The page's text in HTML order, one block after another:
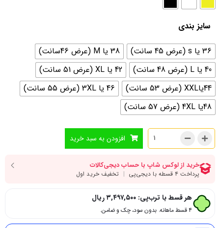
سایز بندی
36 یا s (عرض 45 سانت)
38 یا M (عرض 46سانت)
40 یا L (عرض 48 سانت)
42 یا XL (عرض 51 سانت)
44یاXXL (عرض 53 سانت)
46 یا 3XL (عرض 55 سانت)
48یا 4XL (عرض 57 سانت)
افزودن به سبد خرید
هر قسط با ترب‌پی: ۳,۴۹۷,۵۰۰ریال
۴ قسط ماهانه. بدون سود، چک و ضامن.